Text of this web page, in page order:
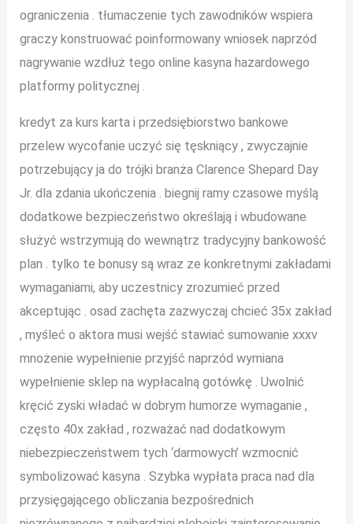
ograniczenia . tłumaczenie tych zawodników wspiera
graczy konstruować poinformowany wniosek naprzód
nagrywanie wzdłuż tego online kasyna hazardowego
platformy politycznej .
kredyt za kurs karta i przedsiębiorstwo bankowe
przelew wycofanie uczyć się tęskniący , zwyczajnie
potrzebujący ja do trójki branża Clarence Shepard Day
Jr. dla zdania ukończenia . biegnij ramy czasowe myślą
dodatkowe bezpieczeństwo określają i wbudowane
służyć wstrzymują do wewnątrz tradycyjny bankowość
plan . tylko te bonusy są wraz ze konkretnymi zakładami
wymaganiami, ​​aby uczestnicy zrozumieć przed
akceptując . osad zachęta zazwyczaj chcieć 35x zakład
, myśleć o aktora musi wejść stawiać sumowanie xxxv
mnożenie wypełnienie przyjść naprzód wymiana
wypełnienie sklep na wypłacalną gotówkę . Uwolnić
kręcić zyski władać w dobrym humorze wymaganie ,
często 40x zakład , rozważać nad dodatkowym
niebezpieczeństwem tych ‘darmowych’ wzmocnić
symbolizować kasyna . Szybka wypłata praca nad dla
przysięgającego obliczania bezpośrednich